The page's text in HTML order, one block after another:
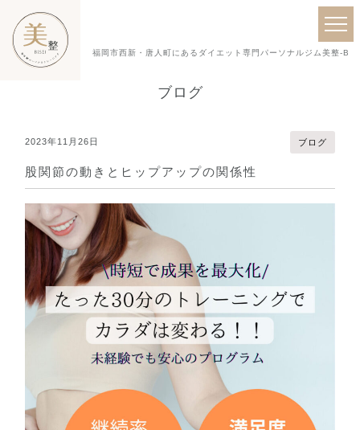
福岡市西新・唐人町にあるダイエット専門パーソナルジム美整-
ブログ
2023年11月26日 ブログ
股関節の動きとヒップアップの関係性